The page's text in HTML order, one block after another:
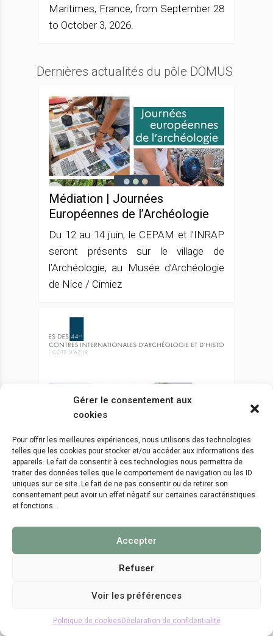
Gérer le consentement aux
cookies
Pour offrir les meilleures expériences, nous utilisons des technologies
telles que les cookies pour stocker et/ou accéder aux informations des
appareils. Le fait de consentir à ces technologies nous permettra de
traiter des données telles que le comportement de navigation ou les ID
uniques sur ce site. Le fait de ne pas consentir ou de retirer son
consentement peut avoir un effet négatif sur certaines caractéristiques
et fonctions.
Accepter
Refuser
Voir les préférences
Politique de cookies Déclaration de confidentialité
Maritimes, France, from September 28
to October 3, 2026.
Dernières actualités du pôle DOMUS
Médiation | Journées
Européennes de l’Archéologie
Du 12 au 14 juin, le CEPAM et l’INRAP
seront présents sur le village de
l’Archéologie, au Musée d’Archéologie
de Nice / Cimiez
Ouvrage | Fumiers, bouses et
guano : ordures ou or brun ?
Statut, usage et gestion des
déjections animales depuis la
Préhistoire. Potentiel
archéologique et
environnemental
internationales d’archéologie et
d’histoire sous la direction de Claire